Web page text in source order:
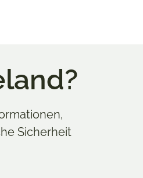
Sicherheit